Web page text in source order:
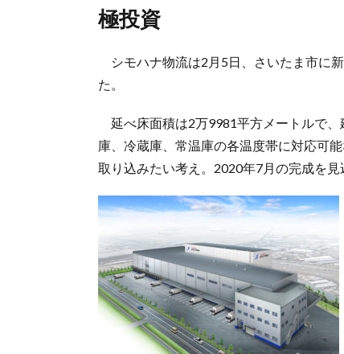
極投資
シモハナ物流は2月5日、さいたま市に
た。
延べ床面積は2万9981平方メートルで
庫、冷蔵庫、常温庫の各温度帯に対応可
取り込みたい考え。2020年7月の完成を見